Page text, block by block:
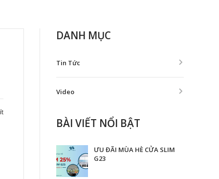
DANH MỤC
Tin Tức
Video
BÀI VIẾT NỔI BẬT
ƯU ĐÃI MÙA HÈ CỬA SLIM
G23